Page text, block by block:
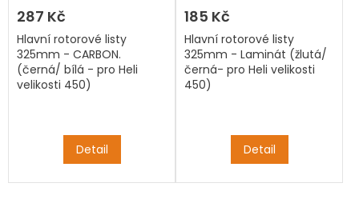
287 Kč
Detail
Hlavní rotorové listy
325mm - CARBON.
(černá/ bílá - pro Heli
velikosti 450)
185 Kč
Detail
Hlavní rotorové listy
325mm - Laminát (žlutá/
černá- pro Heli velikosti
450)